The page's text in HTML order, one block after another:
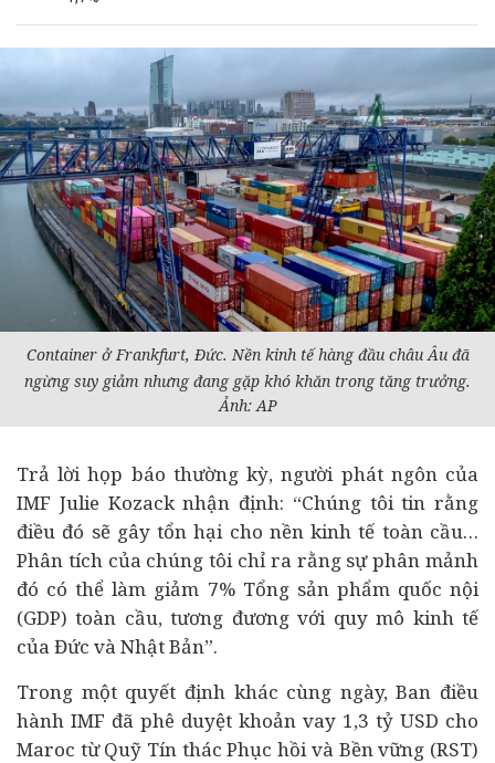
Container ở Frankfurt, Đức. Nền kinh tếhàng đầu châu Âu đã
ngừng suy giảm nhưng đang gặp khó khăn trong tăng trưởng.
Ảnh: AP
Trả lời họp báo thường kỳ, người phát ngôn của
IMF Julie Kozack nhận định: “Chúng tôi tin rằng
điều đó sẽ gây tổn hại cho nền kinh tế toàn cầu…
Phân tích của chúng tôi chỉ ra rằng sự phân mảnh
đó có thể làm giảm 7% Tổng sản phẩm quốc nội
(GDP) toàn cầu, tương đương với quy mô kinh tế
của Đức và Nhật Bản”.
Trong một quyết định khác cùng ngày, Ban điều
hành IMF đã phê duyệt khoản vay 1,3 tỷ USD cho
Maroc từ Quỹ Tín thác Phục hồi và Bền vững (RST)